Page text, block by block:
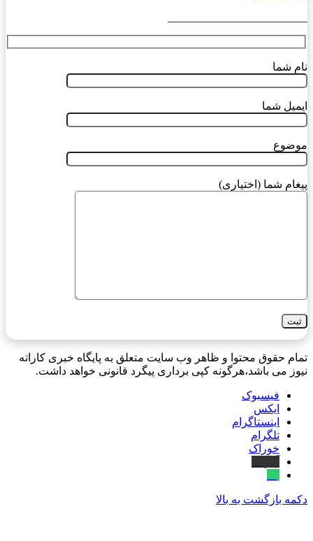
نام شما
ایمیل شما
موضوع
پیغام شما (اختیاری)
تمام حقوق محتوا و ظاهر وب سایت متعلق به پایگاه خبری کاراته
نیوز می باشد،هرگونه کپی برداری پیگرد قانونی خواهد داشت.
فیسبوک
ایکس
اینستاگرام
تلگرام
خوراک
دکمه بازگشت به بالا